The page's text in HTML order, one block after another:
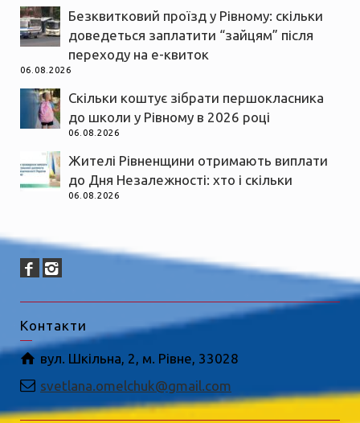
Безквитковий проїзд у Рівному: скільки
доведеться заплатити “зайцям” після
переходу на е-квиток
06.08.2026
Скільки коштує зібрати першокласника
до школи у Рівному в 2026 році
06.08.2026
Жителі Рівненщини отримають виплати
до Дня Незалежності: хто і скільки
06.08.2026
Контакти
вул. Шкільна, 2, м. Рівне, 33028
svetlana.omelchuk@gmail.com